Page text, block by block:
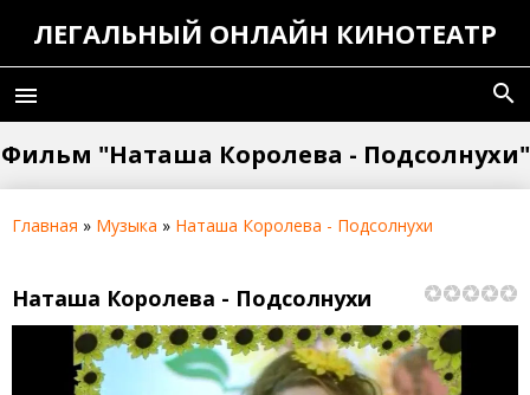
ЛЕГАЛЬНЫЙ ОНЛАЙН КИНОТЕАТР
menu search
Фильм "Наташа Королева - Подсолнухи"
Главная » Музыка » Наташа Королева - Подсолнухи
Наташа Королева - Подсолнухи